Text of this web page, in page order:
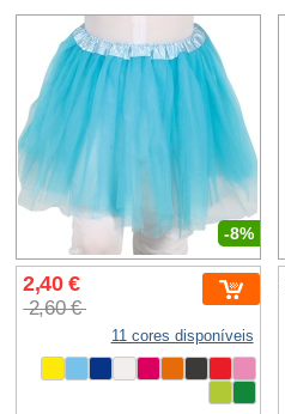
-8%
2,40 €
2,60 €
11 cores disponíveis